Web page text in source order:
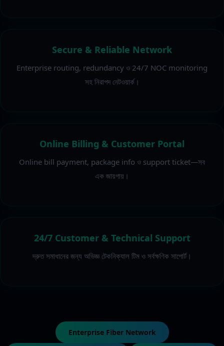
Secure & Reliable Network
Enterprise routing, redundancy ও 24/7 NOC monitoring
সহ নিরাপদ নেটওয়ার্ক।
Online Billing & Customer Portal
Online bill payment, package info ও support ticket—সব
এক জায়গায়।
24/7 Customer & Technical Support
দ্রুত সমাধানের জন্য অভিজ্ঞ টেকনিক্যাল টিম ও সর্বক্ষণিক সাপোর্ট।
Enterprise Fiber Network